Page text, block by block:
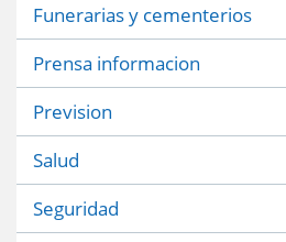
Funerarias y cementerios
Prensa informacion
Prevision
Salud
Seguridad